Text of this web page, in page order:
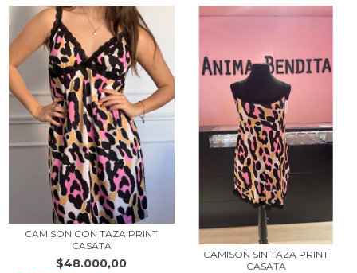
CAMISON CON TAZA PRINT
CASATA
$48.000,00
CAMISON SIN TAZA PRINT
CASATA